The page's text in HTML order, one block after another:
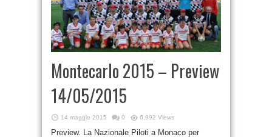
Montecarlo 2015 – Preview
14/05/2015
14 maggio 2015 0 6,992 Views
Preview. La Nazionale Piloti a Monaco per